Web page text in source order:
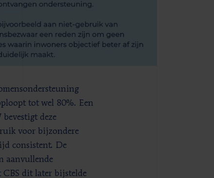
tot wel 80%. Een
deze
voor bijzondere
consistent. De
aanvullende
dit later bijstelde